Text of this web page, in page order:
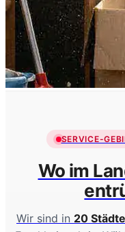
SERVICE-
Wo im
Wir sind in 20